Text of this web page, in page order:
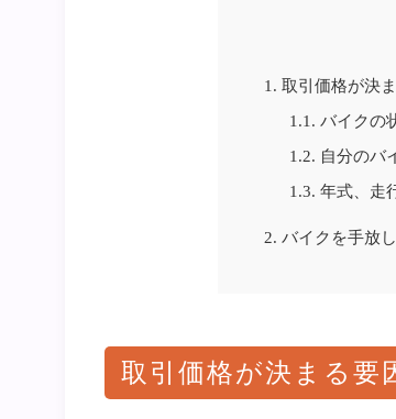
1. 取引価格が決
1.1. バイクの
1.2. 自分のバ
1.3. 年式、走
2. バイクを手放
取引価格が決まる要